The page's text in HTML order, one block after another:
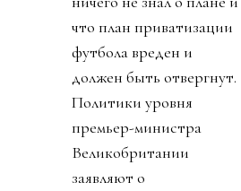
что план приватизации
футбола вреден и
должен быть отвергнут.
Политики уровня
премьер-министра
Великобритании
заявляют о